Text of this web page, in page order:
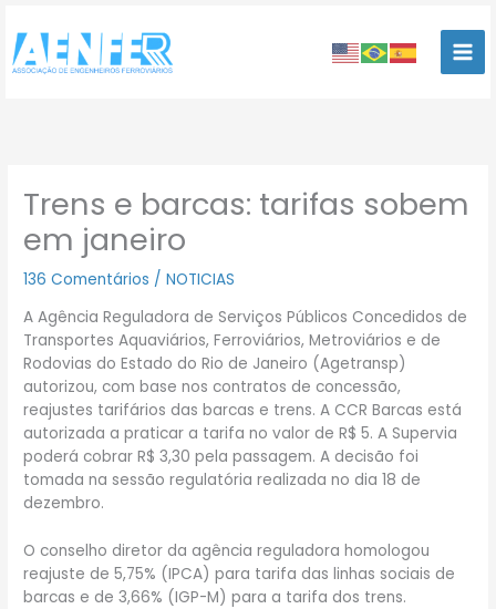
para
conteúdo
Trens e barcas: tarifas sobem
em janeiro
136 Comentários /NOTICIAS
A Agência Reguladora de Serviços Públicos Concedidos de
Transportes Aquaviários, Ferroviários, Metroviários e de
Rodovias do Estado do Rio de Janeiro (Agetransp)
autorizou, com base nos contratos de concessão,
reajustes tarifários das barcas e trens. A CCR Barcas está
autorizada a praticar a tarifa no valor de R$ 5. A Supervia
poderá cobrar R$ 3,30 pela passagem. A decisão foi
tomada na sessão regulatória realizada no dia 18 de
dezembro.
O conselho diretor da agência reguladora homologou
reajuste de 5,75% (IPCA) para tarifa das linhas sociais de
barcas e de 3,66% (IGP-M) para a tarifa dos trens.